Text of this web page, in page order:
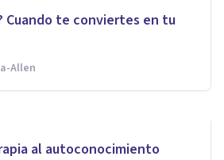
Cuando te conviertes en tu
Allen
y cómo
al autoconocimiento